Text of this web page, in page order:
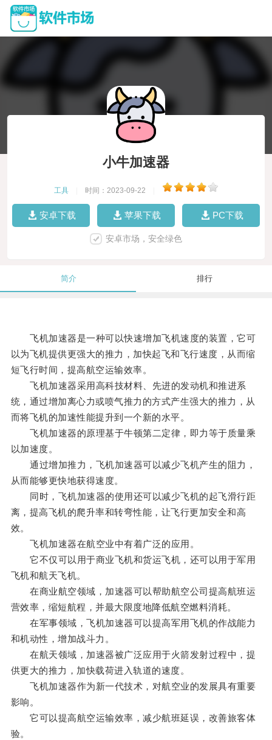
小牛加速器
工具 时间：2023-09-22
安卓下载 苹果下载 PC下载
安卓市场，安全绿色
简介 排行
飞机加速器是一种可以快速增加飞机速度的装置，它可
以为飞机提供更强大的推力，加快起飞和飞行速度，从而缩
短飞行时间，提高航空运输效率。
飞机加速器采用高科技材料、先进的发动机和推进系
统，通过增加离心力或喷气推力的方式产生强大的推力，从
而将飞机的加速性能提升到一个新的水平。
飞机加速器的原理基于牛顿第二定律，即力等于质量乘
以加速度。
通过增加推力，飞机加速器可以减少飞机产生的阻力，
从而能够更快地获得速度。
同时，飞机加速器的使用还可以减少飞机的起飞滑行距
离，提高飞机的爬升率和转弯性能，让飞行更加安全和高
效。
飞机加速器在航空业中有着广泛的应用。
它不仅可以用于商业飞机和货运飞机，还可以用于军用
飞机和航天飞机。
在商业航空领域，加速器可以帮助航空公司提高航班运
营效率，缩短航程，并最大限度地降低航空燃料消耗。
在军事领域，飞机加速器可以提高军用飞机的作战能力
和机动性，增加战斗力。
在航天领域，加速器被广泛应用于火箭发射过程中，提
供更大的推力，加快载荷进入轨道的速度。
飞机加速器作为新一代技术，对航空业的发展具有重要
影响。
它可以提高航空运输效率，减少航班延误，改善旅客体
验。